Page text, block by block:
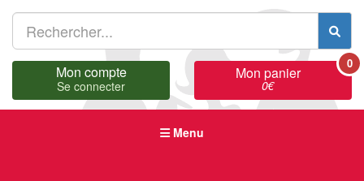
Mon compte
Se connecter
Mon panier
0€
0
Menu